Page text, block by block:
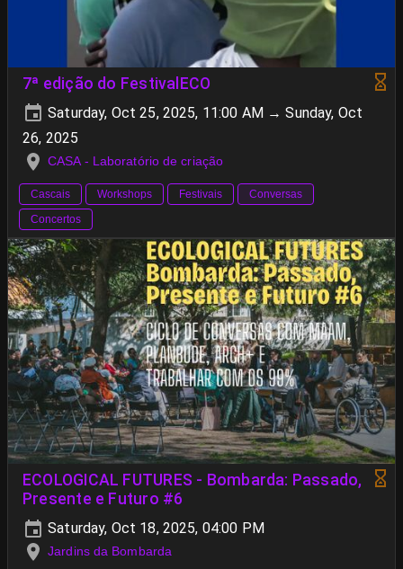
7ª edição do FestivalECO
Saturday, Oct 25, 2025, 11:00 AM → Sunday, Oct
26, 2025
CASA - Laboratório de criação
Cascais Workshops Festivais
Conversas
Concertos
ECOLOGICAL FUTURES - Bombarda: Passado,
Presente e Futuro #6
Saturday, Oct 18, 2025, 04:00 PM
Jardins da Bombarda